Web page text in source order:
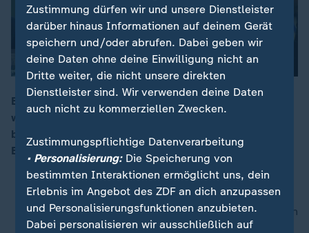
Bei einem Gipfeltreffen in Teheran wurde über das
weitere Vorgehen in der syrischen Provinz Idlib
beraten. Der russische Präsident Putin hat sich für die
Befreiung Idlibs ausgesprochen.
nach oben
Zustimmung dürfen wir und unsere Dienstleister
darüber hinaus Informationen auf deinem Gerät
speichern und/oder abrufen. Dabei geben wir
deine Daten ohne deine Einwilligung nicht an
Dritte weiter, die nicht unsere direkten
Dienstleister sind. Wir verwenden deine Daten
auch nicht zu kommerziellen Zwecken.
Zustimmungspflichtige Datenverarbeitung
• Personalisierung:Die Speicherung von
bestimmten Interaktionen ermöglicht uns, dein
Erlebnis im Angebot des ZDF an dich anzupassen
und Personalisierungsfunktionen anzubieten.
Dabei personalisieren wir ausschließlich auf